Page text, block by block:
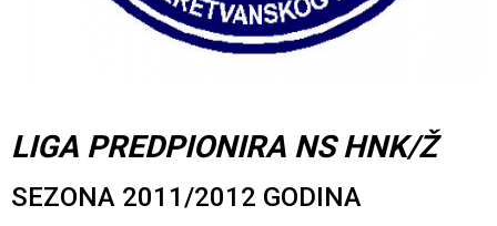
LIGA PREDPIONIRA NS HNK/Ž
SEZONA 2011/2012 GODINA